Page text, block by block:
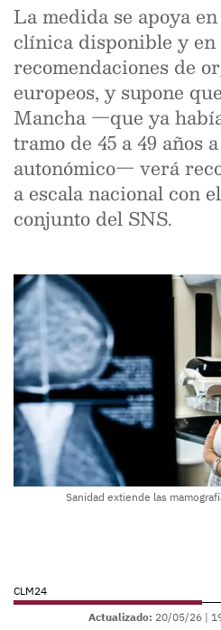
La medida se apoya
clínica disponible y en
recomendaciones de
europeos, y supone
Mancha —que ya
tramo de 45 a 49 años
autonómico— verá
a escala nacional con
conjunto del SNS.
Sanidad extiende las
CLM24
Actualizado: 20/05/26 |